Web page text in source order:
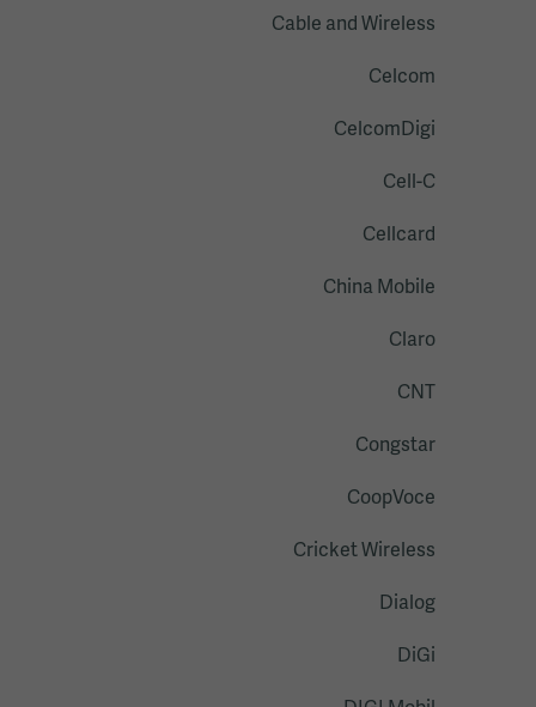
Cable and Wireless
Celcom
CelcomDigi
Cell-C
Cellcard
China Mobile
Claro
CNT
Congstar
CoopVoce
Cricket Wireless
Dialog
DiGi